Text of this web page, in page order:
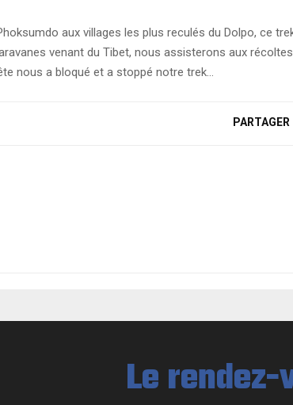
aux villages les plus reculés du Dolpo, ce
venant du Tibet, nous assisterons aux
nous a bloqué et a stoppé notre trek…
PARTAGER